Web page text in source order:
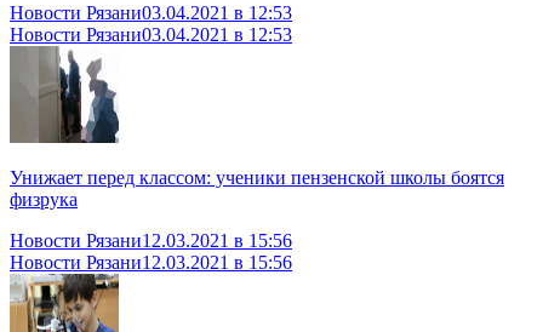
Новости Рязани03.04.2021 в 12:53
Новости Рязани03.04.2021 в 12:53
Унижает перед классом: ученики пензенской школы боятся
физрука
Новости Рязани12.03.2021 в 15:56
Новости Рязани12.03.2021 в 15:56